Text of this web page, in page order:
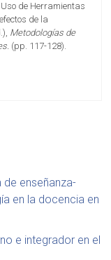
de Herramientas
de la
Metodologías de
(pp. 117-128).
enseñanza-
en la docencia en
e integrador en el